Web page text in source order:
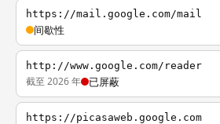
https://mail.google.com/mail
间歇性
http://www.google.com/reader
截至 2026 年 已屏蔽
https://picasaweb.google.com